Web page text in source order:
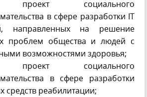
проект социального
в сфере разработки IT
направленных на решение
проблем общества и людей с
возможностями здоровья;
проект социального
в сфере разработки
средств реабилитации;